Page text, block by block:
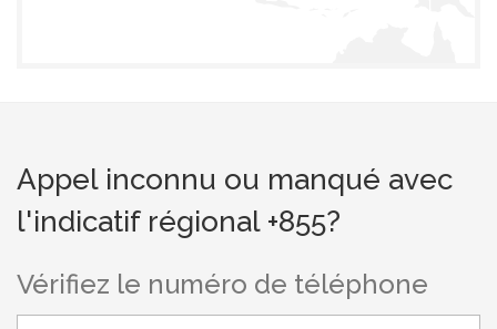
Appel inconnu ou manqué avec
l'indicatif régional +855?
Vérifiez le numéro de téléphone